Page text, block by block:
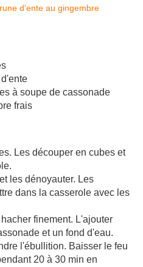
à soupe de cassonade
frais
Les découper en cubes et
les dénoyauter. Les
dans la casserole avec les
finement. L'ajouter
et un fond d'eau.
l'ébullition. Baisser le feu
20 à 30 min en